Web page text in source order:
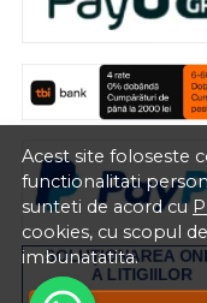
Acest site foloseste
functionalitati
sunteti de acord cu
cookies, cu scopul
imbunatatita.